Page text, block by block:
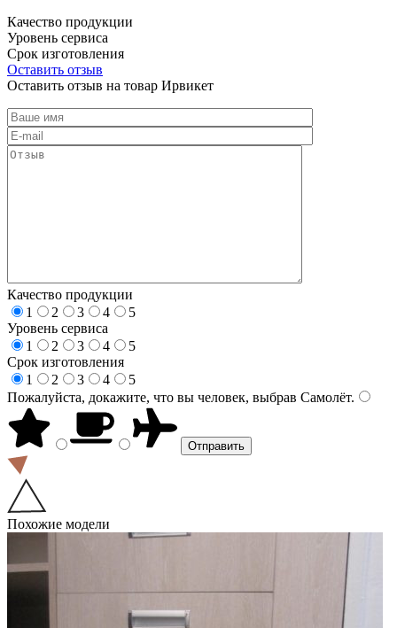
Качество продукции
Уровень сервиса
Срок изготовления
Оставить отзыв
Оставить отзыв на товар Ирвикет
Качество продукции
1
2 3 4
5
Уровень сервиса
1
2 3 4
5
Срок изготовления
1
2 3 4
5
Пожалуйста, докажите, что вы человек, выбрав Самолёт.
Похожие модели